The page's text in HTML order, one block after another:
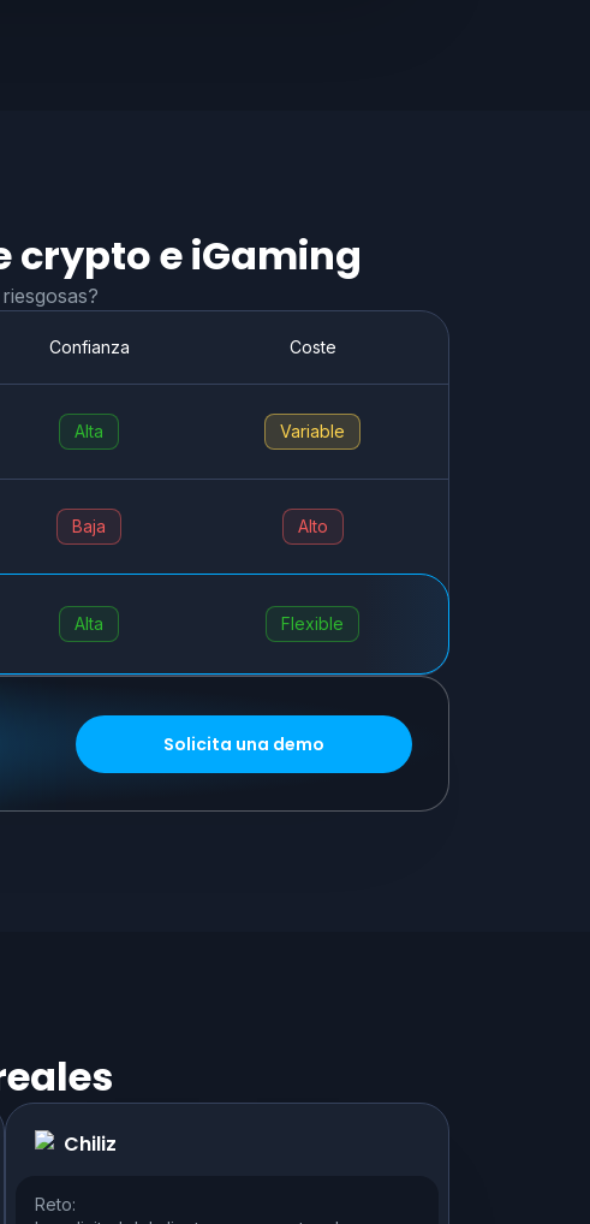
e iGaming
Confianza Coste
Alta Variable
Baja Alto
Alta Flexible
Solicita una demo
Chiliz
Reto: